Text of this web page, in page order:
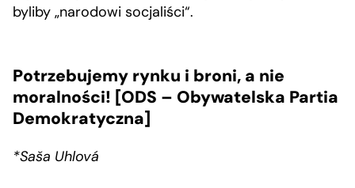
byliby „narodowi socjaliści“.
Potrzebujemy rynku i broni, a nie
moralności! [ODS – Obywatelska Partia
Demokratyczna]
*Saša Uhlová